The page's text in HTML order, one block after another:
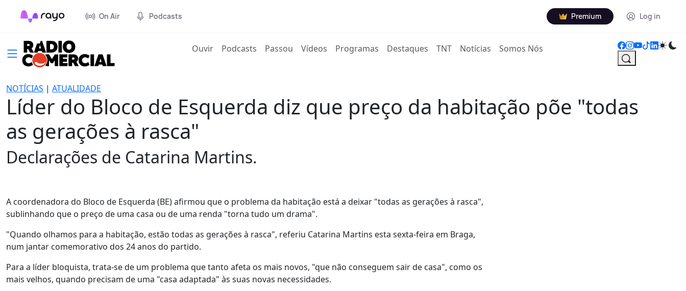
On Air Podcasts Premium Log in
Ouvir(current)
Podcasts Passou Vídeos Programas Destaques TNT Notícias Somos Nós
NOTÍCIAS | ATUALIDADE
Líder do Bloco de Esquerda diz que preço da habitação põe "todas
as gerações à rasca"
Declarações de Catarina Martins.
A coordenadora do Bloco de Esquerda (BE) afirmou que o problema da habitação está a deixar "todas as gerações à rasca",
sublinhando que o preço de uma casa ou de uma renda "torna tudo um drama".
"Quando olhamos para a habitação, estão todas as gerações à rasca", referiu Catarina Martins esta sexta-feira em Braga,
num jantar comemorativo dos 24 anos do partido.
Para a líder bloquista, trata-se de um problema que tanto afeta os mais novos, "que não conseguem sair de casa", como os
mais velhos, quando precisam de uma "casa adaptada" às suas novas necessidades.